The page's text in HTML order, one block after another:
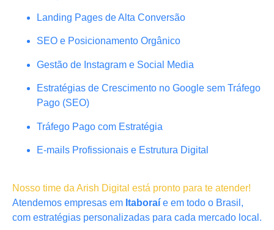
Landing Pages de Alta Conversão
SEO e Posicionamento Orgânico
Gestão de Instagram e Social Media
Estratégias de Crescimento no Google sem Tráfego
Pago (SEO)
Tráfego Pago com Estratégia
E-mails Profissionais e Estrutura Digital
Nosso time da Arish Digital está pronto para te atender!
Atendemos empresas em Itaboraí e em todo o Brasil,
com estratégias personalizadas para cada mercado local.